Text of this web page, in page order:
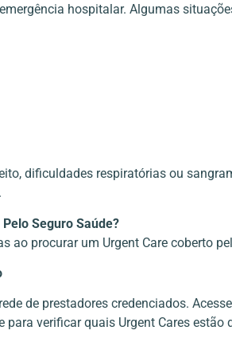
hospitalar. Algumas
dificuldades respiratórias ou
Seguro Saúde?
ao procurar um Urgent Care coberto
de prestadores credenciados.
verificar quais Urgent Cares estão